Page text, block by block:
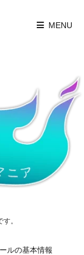
MENU
。
ルの基本情報